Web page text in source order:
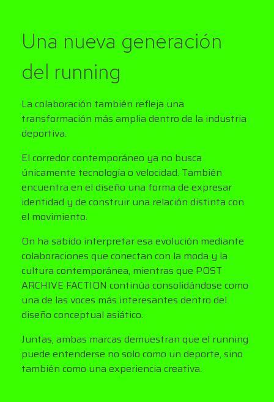
Una nueva generación
del running
La colaboración también refleja una
transformación más amplia dentro de la industria
deportiva.
El corredor contemporáneo ya no busca
únicamente tecnología o velocidad. También
encuentra en el diseño una forma de expresar
identidad y de construir una relación distinta con
el movimiento.
On ha sabido interpretar esa evolución mediante
colaboraciones que conectan con la moda y la
cultura contemporánea, mientras que POST
ARCHIVE FACTION continúa consolidándose como
una de las voces más interesantes dentro del
diseño conceptual asiático.
Juntas, ambas marcas demuestran que el running
puede entenderse no solo como un deporte, sino
también como una experiencia creativa.